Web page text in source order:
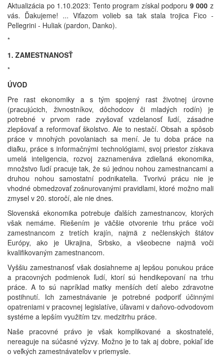
Aktualizácia po 1.10.2023: Tento program získal podporu 9 000z
vás. Ďakujeme! ... Viťazom volieb sa tak stala trojica Fico -
Pellegrini - Huliak (pardon, Danko).
*
1. ZAMESTNANOSŤ
*
ÚVOD
Pre rast ekonomiky a s tým spojený rast životnej úrovne
(pracujúcich, živnostníkov, dôchodcov či mladých rodín) je
potrebné v prvom rade zvyšovať vzdelanosť ľudí, zásadne
zlepšovať a reformovať školstvo. Ale to nestačí. Obsah a spôsob
práce v mnohých povolaniach sa mení. Je tu doba práce na
diaľku, práce s informačnými technológiami, svoj priestor získava
umelá inteligencia, rozvoj zaznamenáva zdieľaná ekonomika,
množstvo ľudí pracuje tak, že sú jednou nohou zamestnancami a
druhou nohou samostatní podnikatelia. Tvorivú prácu nie je
vhodné obmedzovať zošnurovanými pravidlami, ktoré možno mali
zmysel v 20. storočí, ale nie dnes.
Slovenská ekonomika potrebuje ďalších zamestnancov, ktorých
však nemáme. Riešením je väčšie otvorenie trhu práce voči
zamestnancom z tretích krajín, najmä z nečlenských štátov
Európy, ako je Ukrajina, Srbsko, a všeobecne najmä voči
kvalifikovaným zamestnancom.
Vyššiu zamestnanosť však dosiahneme aj lepšou ponukou práce
a pracovných podmienok ľudí, ktorí sú hendikepovaní na trhu
práce. A to sú napríklad matky menších detí alebo zdravotne
postihnutí. Ich zamestnávanie je potrebné podporiť účinnými
opatreniami v pracovnej legislatíve, úľavami v daňovo-odvodovom
systéme a lepším využitím tzv. medzitrhu práce.
Naše pracovné právo je však komplikované a skostnatelé,
nereaguje na súčasné výzvy. Možno je to tak aj dobre, pokiaľ ide
o veľkých zamestnávateľov v priemysle.